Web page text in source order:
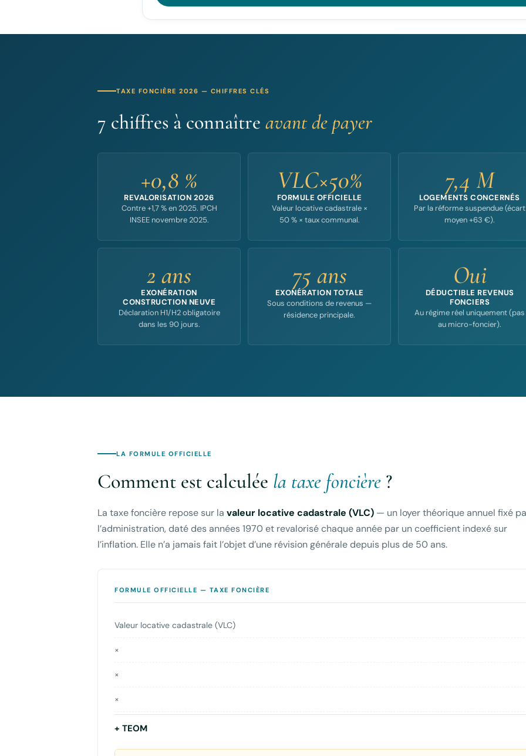
TAXE FONCIÈRE 2026 — CHIFFRES CLÉS
7 chiffres à connaître avant de payer
+0,8 %
REVALORISATION 2026
Contre +1,7 % en 2025. IPCH
INSEE novembre 2025.
VLC×50%
FORMULE OFFICIELLE
Valeur locative cadastrale ×
50 % × taux communal.
7,4 M
LOGEMENTS CONCERNÉS
Par la réforme suspendue (écart
moyen +63 €).
2 ans
EXONÉRATION
CONSTRUCTION NEUVE
Déclaration H1/H2 obligatoire
dans les 90 jours.
75 ans
EXONÉRATION TOTALE
Sous conditions de revenus —
résidence principale.
Oui
DÉDUCTIBLE REVENUS
FONCIERS
Au régime réel uniquement (pas
au micro-foncier).
LA FORMULE OFFICIELLE
Comment est calculée la taxe foncière ?
La taxe foncière repose sur la valeur locative cadastrale (VLC) — un loyer théorique annuel fixé
l’administration, daté des années 1970 et revalorisé chaque année par un coefficient indexé sur
l’inflation. Elle n’a jamais fait l’objet d’une révision générale depuis plus de 50 ans.
FORMULE OFFICIELLE — TAXE FONCIÈRE
Valeur locative cadastrale (VLC)
×
×
×
+ TEOM